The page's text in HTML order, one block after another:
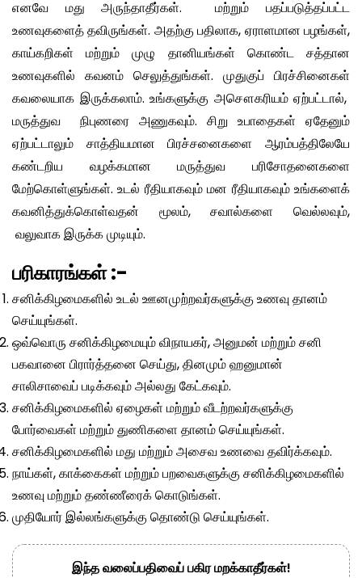
எனவே மது அருந்தாதீர்கள். மற்றும் பதப்படுத்தப்பட்ட
உணவுகளைத் தவிருங்கள். அதற்கு பதிலாக, ஏராளமான பழங்கள்,
காய்கறிகள் மற்றும் முழு தானியங்கள் கொண்ட சத்தான
உணவுகளில் கவனம் செலுத்துங்கள். முதுகுப் பிரச்சினைகள்
கவலையாக இருக்கலாம். உங்களுக்கு அசௌகரியம் ஏற்பட்டால்,
மருத்துவ நிபுணரை அணுகவும். சிறு உபாதைகள் ஏதேனும்
ஏற்பட்டாலும் சாத்தியமான பிரச்சனைகளை ஆரம்பத்திலேயே
கண்டறிய வழக்கமான மருத்துவ பரிசோதனைகளை
மேற்கொள்ளுங்கள். உடல் ரீதியாகவும் மன ரீதியாகவும் உங்களைக்
கவனித்துக்கொள்வதன் மூலம், சவால்களை வெல்லவும்,
வலுவாக இருக்க முடியும்.
பரிகாரங்கள் :-
சனிக்கிழமைகளில் உடல் ஊனமுற்றவர்களுக்கு உணவு தானம்
செய்யுங்கள்.
ஒவ்வொரு சனிக்கிழமையும் விநாயகர், அனுமன் மற்றும் சனி
பகவானை பிரார்த்தனை செய்து, தினமும் ஹனுமான்
சாலிசாவைப் படிக்கவும் அல்லது கேட்கவும்.
சனிக்கிழமைகளில் ஏழைகள் மற்றும் வீடற்றவர்களுக்கு
போர்வைகள் மற்றும் துணிகளை தானம் செய்யுங்கள்.
சனிக்கிழமைகளில் மது மற்றும் அசைவ உணவை தவிர்க்கவும்.
நாய்கள், காக்கைகள் மற்றும் பறவைகளுக்கு சனிக்கிழமைகளில்
உணவு மற்றும் தண்ணீரைக் கொடுங்கள்.
முதியோர் இல்லங்களுக்கு தொண்டு செய்யுங்கள்.
இந்த வலைப்பதிவைப் பகிர மறக்காதீர்கள்!